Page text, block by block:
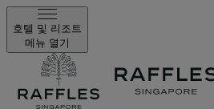
호텔 및 리조트
메뉴 열기